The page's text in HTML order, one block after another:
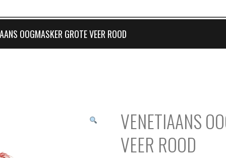
OOGMASKER GROTE VEER ROOD
VENETIAANS
VEER ROOD